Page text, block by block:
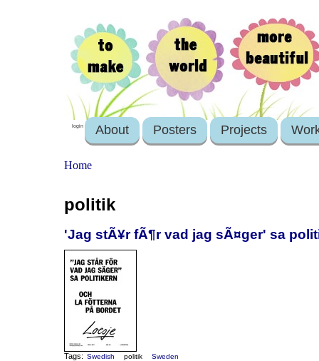
login About Posters Projects
Home
politik
'Jag stÃ¥r fÃ¶r vad jag sÃ¤ger' sa
Tags: Swedish politik Sweden